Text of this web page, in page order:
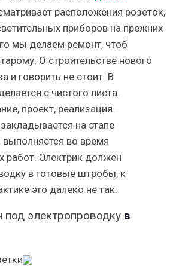
расположения розеток,
приборов на прежних
мы делаем ремонт, чтоб
О строительстве нового
и говорить не стоит. В
с чистого листа.
проект, реализация.
на этапе
выполняется во время
работ. Электрик должен
в готовые штробы, к
это далеко не так.
под электропроводку в